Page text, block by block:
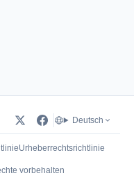
Deutsch
Urheberrechtsrichtlinie
in neuem Tab)
vorbehalten